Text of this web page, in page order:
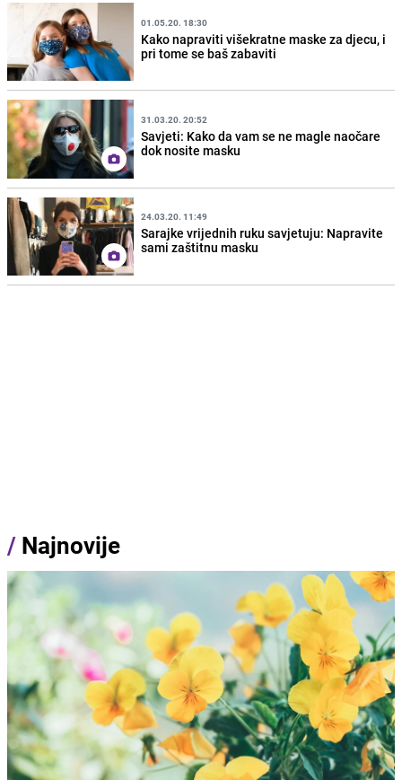
01.05.20. 18:30
Kako napraviti višekratne maske za djecu, i
pri tome se baš zabaviti
31.03.20. 20:52
Savjeti: Kako da vam se ne magle naočare
dok nosite masku
24.03.20. 11:49
Sarajke vrijednih ruku savjetuju: Napravite
sami zaštitnu masku
/ Najnovije